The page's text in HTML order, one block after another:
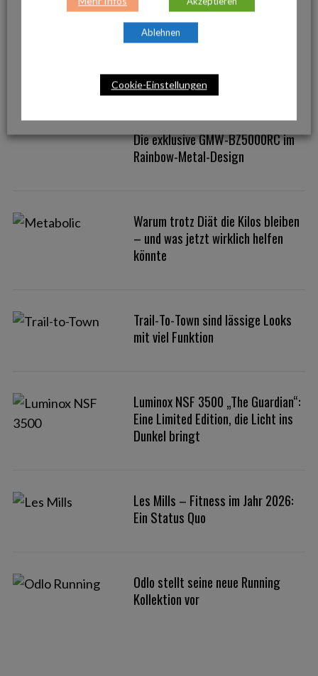
Leichter laufen, weiter jagen: Die
neue INCYLENCE ULTRALIGHT
G-SHOCK bringt Farbe ins Spiel:
Die exklusive GMW-BZ5000RC im
Rainbow-Metal-Design
Warum trotz Diät die Kilos bleiben
– und was jetzt wirklich helfen
könnte
Trail-To-Town sind lässige Looks
mit viel Funktion
Luminox NSF 3500 „The Guardian“:
Eine Limited Edition, die Licht ins
Dunkel bringt
Les Mills – Fitness im Jahr 2026:
Ein Status Quo
Odlo stellt seine neue Running
Kollektion vor
Ablehnen
Cookie-Einstellungen